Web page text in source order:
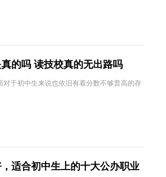
的吗 读技校真的无出路吗
于初中生来说也依旧有着分数不够普高的存
适合初中生上的十大公办职业